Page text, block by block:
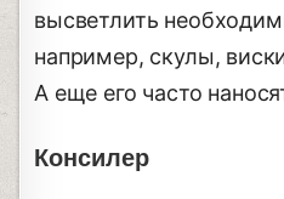
высветлить
например, скулы,
А еще его часто
Консилер